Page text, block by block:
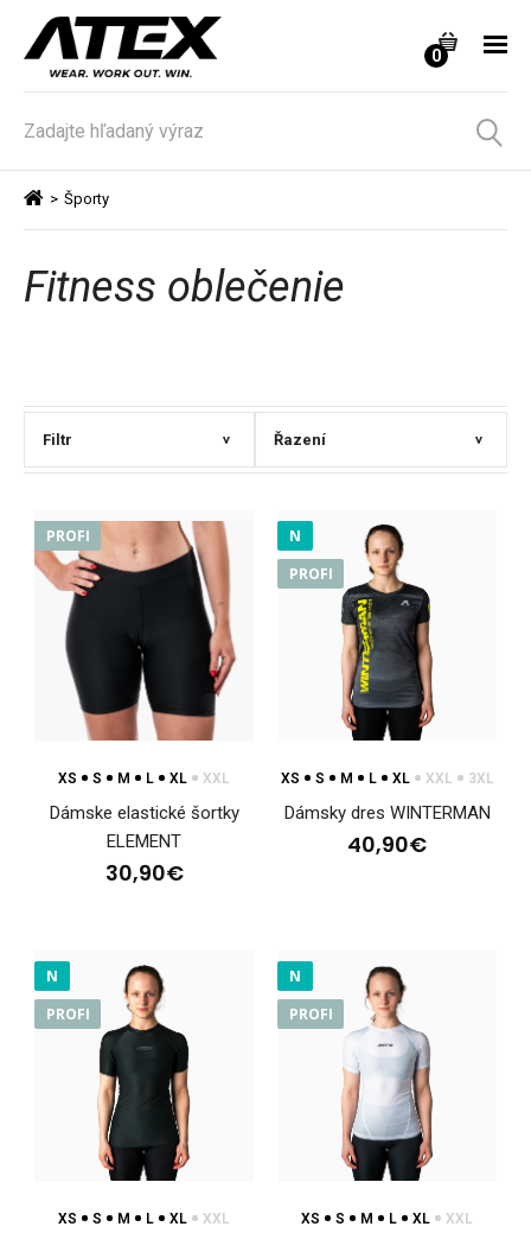
0
> Športy
Fitness oblečenie
Filtr > Řazení >
Dámske elastické šortky ELEMENT
30,90€
Dámske elastické šortky ELEMENTDámske elastické šortky
ELEMENT sú univerzálnym kúskom oblečenia, kto..
PROFI
XS S M L XL XXL
Dámske elastické šortky
ELEMENT
30,90€
N
PROFI
XS S M L XL XXL 3XL
Dámsky dres WINTERMAN
40,90€
N
PROFI
XS S M L XL XXL
N
PROFI
XS S M L XL XXL